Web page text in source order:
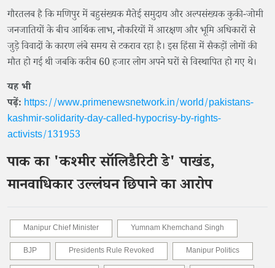
गौरतलब है कि मणिपुर में बहुसंख्यक मैतेई समुदाय और अल्पसंख्यक कुकी-जोमी
जनजातियों के बीच आर्थिक लाभ, नौकरियों में आरक्षण और भूमि अधिकारों से
जुड़े विवादों के कारण लंबे समय से टकराव रहा है। इस हिंसा में सैकड़ों लोगों की
मौत हो गई थी जबकि करीब 60 हजार लोग अपने घरों से विस्थापित हो गए थे।
यह भी
पढ़ें: https://www.primenewsnetwork.in/world/pakistans-
kashmir-solidarity-day-called-hypocrisy-by-rights-
activists/131953
पाक का 'कश्मीर सॉलिडैरिटी डे' पाखंड,
मानवाधिकार उल्लंघन छिपाने का आरोप
Manipur Chief Minister
Yumnam Khemchand Singh
BJP
Presidents Rule Revoked
Manipur Politics